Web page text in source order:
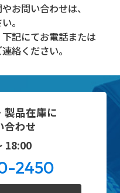
お問い合わせは、
。
記にてお電話または
絡ください。
製品在庫に
合わせ
18:00
2450